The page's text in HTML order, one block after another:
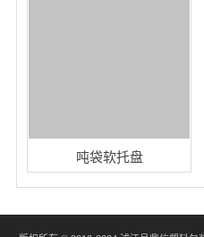
吨袋软托盘